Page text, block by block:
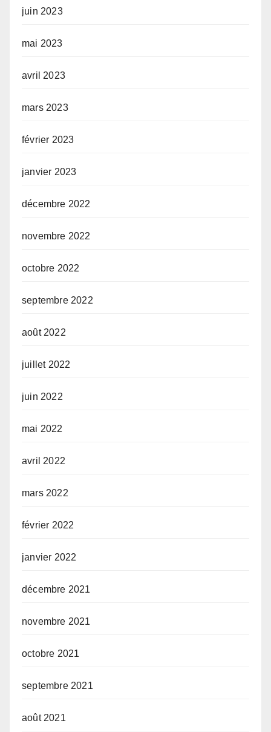
juin 2023
mai 2023
avril 2023
mars 2023
février 2023
janvier 2023
décembre 2022
novembre 2022
octobre 2022
septembre 2022
août 2022
juillet 2022
juin 2022
mai 2022
avril 2022
mars 2022
février 2022
janvier 2022
décembre 2021
novembre 2021
octobre 2021
septembre 2021
août 2021